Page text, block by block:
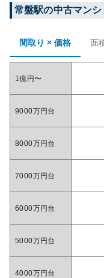
常盤駅の中古マン
間取り × 価格 面
1億円〜
9000万円台
8000万円台
7000万円台
6000万円台
5000万円台
4000万円台